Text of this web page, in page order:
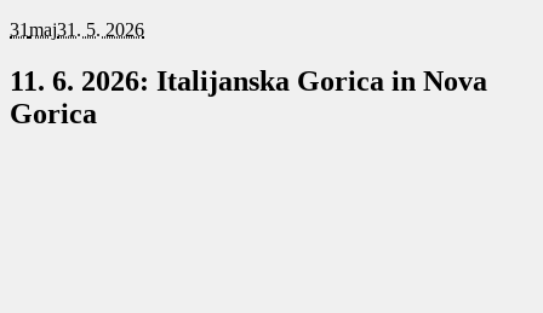
31maj31. 5. 2026
11. 6. 2026: Italijanska Gorica in Nova
Gorica